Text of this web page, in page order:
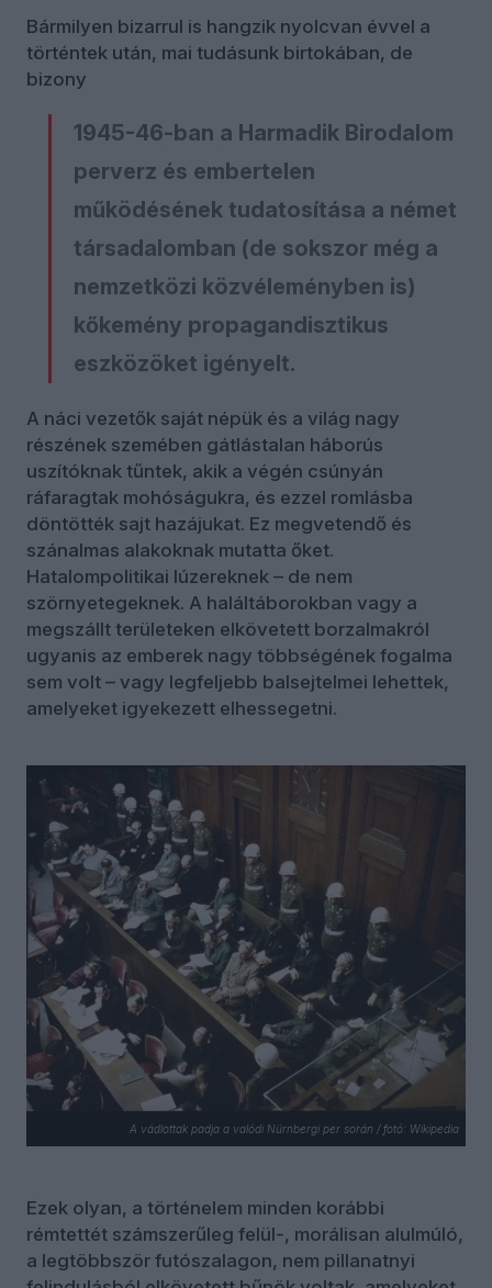
Bármilyen bizarrul is hangzik nyolcvan évvel a
történtek után, mai tudásunk birtokában, de
bizony
1945-46-ban a Harmadik Birodalom
perverz és embertelen
működésének tudatosítása a német
társadalomban (de sokszor még a
nemzetközi közvéleményben is)
kőkemény propagandisztikus
eszközöket igényelt.
A náci vezetők saját népük és a világ nagy
részének szemében gátlástalan háborús
uszítóknak tűntek, akik a végén csúnyán
ráfaragtak mohóságukra, és ezzel romlásba
döntötték sajt hazájukat. Ez megvetendő és
szánalmas alakoknak mutatta őket.
Hatalompolitikai lúzereknek – de nem
szörnyetegeknek. A haláltáborokban vagy a
megszállt területeken elkövetett borzalmakról
ugyanis az emberek nagy többségének fogalma
sem volt – vagy legfeljebb balsejtelmei lehettek,
amelyeket igyekezett elhessegetni.
A vádlottak padja a valódi Nürnbergi per során / fotó: Wikipedia
Ezek olyan, a történelem minden korábbi
rémtettét számszerűleg felül-, morálisan alulmúló,
a legtöbbször futószalagon, nem pillanatnyi